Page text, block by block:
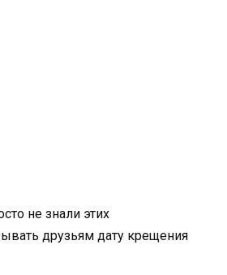
не знали этих
друзьям дату крещения